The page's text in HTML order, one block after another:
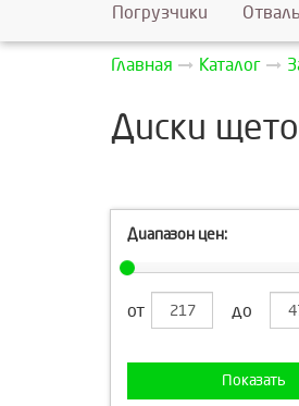
Погрузчики
Главная Каталог
Диски
Диапазон цен:
от до
Показать